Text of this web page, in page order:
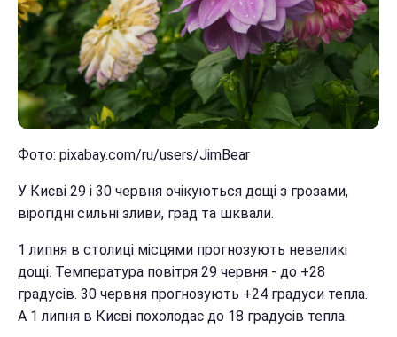
Фото: pixabay.com/ru/users/JimBear
У Києві 29 і 30 червня очікуються дощі з грозами,
вірогідні сильні зливи, град та шквали.
1 липня в столиці місцями прогнозують невеликі
дощі. Температура повітря 29 червня - до +28
градусів. 30 червня прогнозують +24 градуси тепла.
А 1 липня в Києві похолодає до 18 градусів тепла.